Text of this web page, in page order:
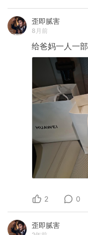
歪即腻害
8月前
给爸妈一人一部
2 0
歪即腻害